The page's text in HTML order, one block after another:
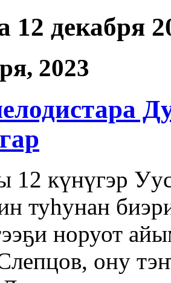
12 декабря
2023
12 күнүгэр
туһунан
норуот
ону